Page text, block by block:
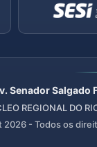
Senador
REGIONAL DO
2026 - Todos os